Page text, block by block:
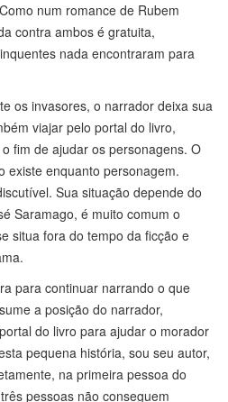
num romance de Rubem
contra ambos é gratuita,
nada encontraram para
os invasores, o narrador deixa sua
viajar pelo portal do livro,
fim de ajudar os personagens. O
existe enquanto personagem.
Sua situação depende do
Saramago, é muito comum o
situa fora do tempo da ficção e
para continuar narrando o que
a posição do narrador,
do livro para ajudar o morador
pequena história, sou seu autor,
na primeira pessoa do
pessoas não conseguem